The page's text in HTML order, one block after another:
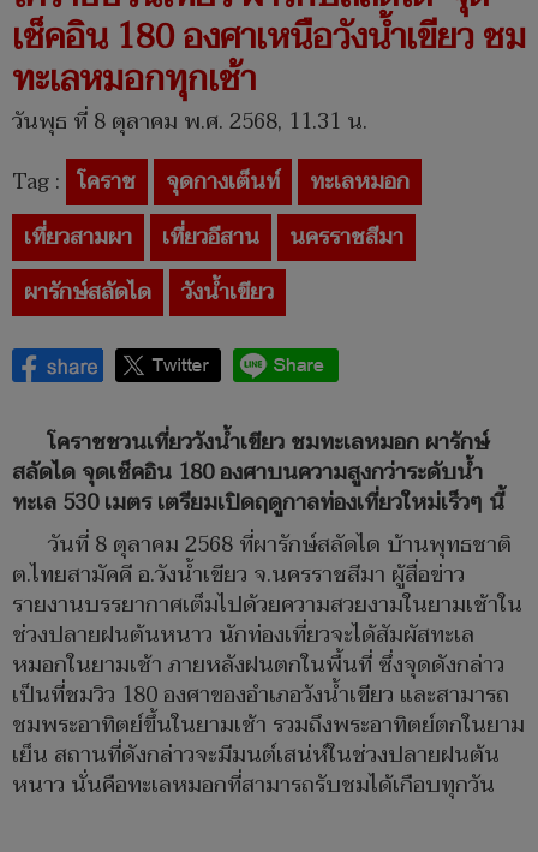
เช็คอิน 180 องศาเหนือวังน้ำเขียว ชม
ทะเลหมอกทุกเช้า
วันพุธ ที่ 8 ตุลาคม พ.ศ. 2568, 11.31 น.
Tag : โคราช จุดกางเต็นท์
ทะเลหมอก
เที่ยวสามผา
เที่ยวอีสาน
นครราชสีมา
ผารักษ์สลัดได
วังน้ำเขียว
โคราชชวนเที่ยววังน้ำเขียว ชมทะเลหมอก ผารักษ์
สลัดได จุดเช็คอิน 180 องศาบนความสูงกว่าระดับน้ำ
ทะเล 530 เมตร เตรียมเปิดฤดูกาลท่องเที่ยวใหม่เร็วๆ นี้
วันที่ 8 ตุลาคม 2568 ที่ผารักษ์สลัดได บ้านพุทธชาติ
ต.ไทยสามัคคี อ.วังน้ำเขียว จ.นครราชสีมา ผู้สื่อข่าว
รายงานบรรยากาศเต็มไปด้วยความสวยงามในยามเช้าใน
ช่วงปลายฝนต้นหนาว นักท่องเที่ยวจะได้สัมผัสทะเล
หมอกในยามเช้า ภายหลังฝนตกในพื้นที่ ซึ่งจุดดังกล่าว
เป็นที่ชมวิว 180 องศาของอำเภอวังน้ำเขียว และสามารถ
ชมพระอาทิตย์ขึ้นในยามเช้า รวมถึงพระอาทิตย์ตกในยาม
เย็น สถานที่ดังกล่าวจะมีมนต์เสน่ห์ในช่วงปลายฝนต้น
หนาว นั่นคือทะเลหมอกที่สามารถรับชมได้เกือบทุกวัน